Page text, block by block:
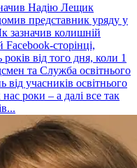
Надію Лещик
представник уряду у
зазначив колишній
сторінці,
від того дня, коли 1
та Служба освітнього
учасників освітнього
роки – а далі все так